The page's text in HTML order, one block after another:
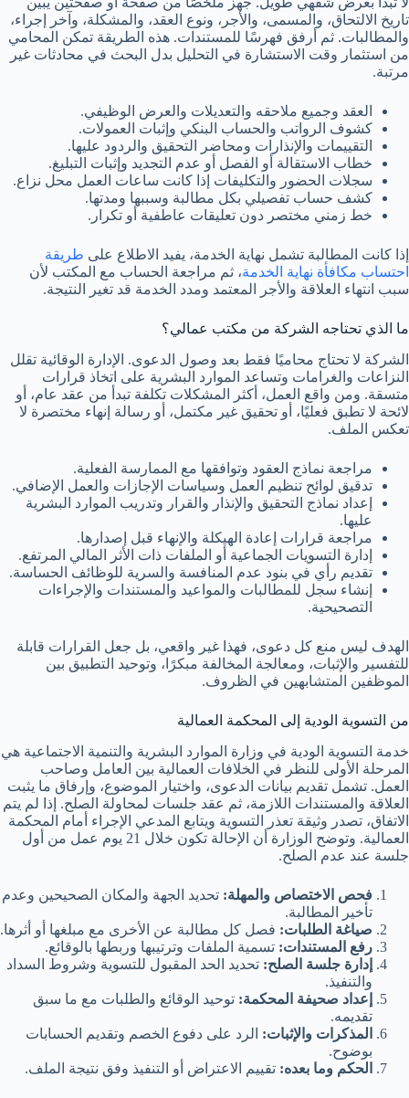
تاريخ الالتحاق، والمسمى، والأجر، ونوع العقد، والمشكلة، وآخر إجراء،
والمطالبات. ثم أرفق فهرسًا للمستندات. هذه الطريقة تمكن المحامي
من استثمار وقت الاستشارة في التحليل بدل البحث في محادثات غير
مرتبة.
العقد وجميع ملاحقه والتعديلات والعرض الوظيفي.
كشوف الرواتب والحساب البنكي وإثبات العمولات.
التقييمات والإنذارات ومحاضر التحقيق والردود عليها.
خطاب الاستقالة أو الفصل أو عدم التجديد وإثبات التبليغ.
سجلات الحضور والتكليفات إذا كانت ساعات العمل محل نزاع.
كشف حساب تفصيلي بكل مطالبة وسببها ومدتها.
خط زمني مختصر دون تعليقات عاطفية أو تكرار.
إذا كانت المطالبة تشمل نهاية الخدمة، يفيد الاطلاع على طريقة
احتساب مكافأة نهاية الخدمة، ثم مراجعة الحساب مع المكتب لأن
سبب انتهاء العلاقة والأجر المعتمد ومدد الخدمة قد تغير النتيجة.
ما الذي تحتاجه الشركة من مكتب عمالي؟
الشركة لا تحتاج محاميًا فقط بعد وصول الدعوى. الإدارة الوقائية تقلل
النزاعات والغرامات وتساعد الموارد البشرية على اتخاذ قرارات
متسقة. ومن واقع العمل، أكثر المشكلات تكلفة تبدأ من عقد عام، أو
لائحة لا تطبق فعليًا، أو تحقيق غير مكتمل، أو رسالة إنهاء مختصرة لا
تعكس الملف.
مراجعة نماذج العقود وتوافقها مع الممارسة الفعلية.
تدقيق لوائح تنظيم العمل وسياسات الإجازات والعمل الإضافي.
إعداد نماذج التحقيق والإنذار والقرار وتدريب الموارد البشرية
عليها.
مراجعة قرارات إعادة الهيكلة والإنهاء قبل إصدارها.
إدارة التسويات الجماعية أو الملفات ذات الأثر المالي المرتفع.
تقديم رأي في بنود عدم المنافسة والسرية للوظائف الحساسة.
إنشاء سجل للمطالبات والمواعيد والمستندات والإجراءات
التصحيحية.
الهدف ليس منع كل دعوى، فهذا غير واقعي، بل جعل القرارات قابلة
للتفسير والإثبات، ومعالجة المخالفة مبكرًا، وتوحيد التطبيق بين
الموظفين المتشابهين في الظروف.
من التسوية الودية إلى المحكمة العمالية
خدمة التسوية الودية في وزارة الموارد البشرية والتنمية الاجتماعية هي
المرحلة الأولى للنظر في الخلافات العمالية بين العامل وصاحب
العمل. تشمل تقديم بيانات الدعوى، واختيار الموضوع، وإرفاق ما يثبت
العلاقة والمستندات اللازمة، ثم عقد جلسات لمحاولة الصلح. إذا لم يتم
الاتفاق، تصدر وثيقة تعذر التسوية ويتابع المدعي الإجراء أمام المحكمة
العمالية. وتوضح الوزارة أن الإحالة تكون خلال 21 يوم عمل من أول
جلسة عند عدم الصلح.
فحص الاختصاص والمهلة: تحديد الجهة والمكان الصحيحين وعدم
تأخير المطالبة.
صياغة الطلبات: فصل كل مطالبة عن الأخرى مع مبلغها أو أثرها.
رفع المستندات: تسمية الملفات وترتيبها وربطها بالوقائع.
إدارة جلسة الصلح: تحديد الحد المقبول للتسوية وشروط السداد
والتنفيذ.
إعداد صحيفة المحكمة: توحيد الوقائع والطلبات مع ما سبق
تقديمه.
المذكرات والإثبات: الرد على دفوع الخصم وتقديم الحسابات
بوضوح.
الحكم وما بعده: تقييم الاعتراض أو التنفيذ وفق نتيجة الملف.